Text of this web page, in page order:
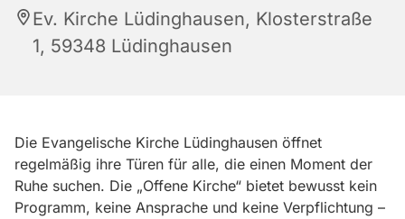
Ev. Kirche Lüdinghausen, Klosterstraße
1, 59348 Lüdinghausen
Die Evangelische Kirche Lüdinghausen öffnet
regelmäßig ihre Türen für alle, die einen Moment der
Ruhe suchen. Die „Offene Kirche“ bietet bewusst kein
Programm, keine Ansprache und keine Verpflichtung –